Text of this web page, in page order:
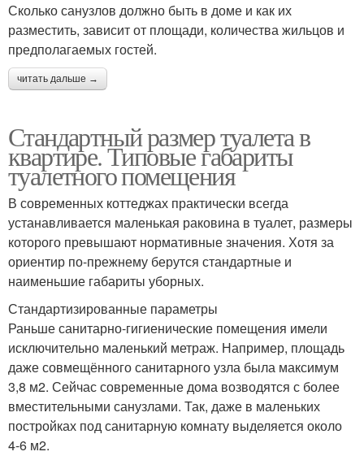
Сколько санузлов должно быть в доме и как их
разместить, зависит от площади, количества жильцов и
предполагаемых гостей.
читать дальше →
Стандартный размер туалета в
квартире. Типовые габариты
туалетного помещения
В современных коттеджах практически всегда
устанавливается маленькая раковина в туалет, размеры
которого превышают нормативные значения. Хотя за
ориентир по-прежнему берутся стандартные и
наименьшие габариты уборных.
Стандартизированные параметры
Раньше санитарно-гигиенические помещения имели
исключительно маленький метраж. Например, площадь
даже совмещённого санитарного узла была максимум
3,8 м2. Сейчас современные дома возводятся с более
вместительными санузлами. Так, даже в маленьких
постройках под санитарную комнату выделяется около
4-6 м2.